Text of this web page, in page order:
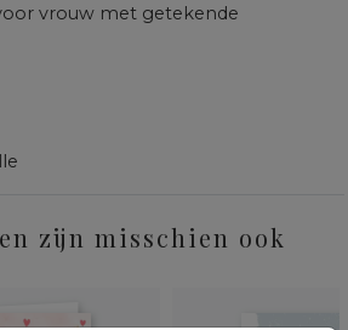
vrouw met getekende
zijn misschien ook